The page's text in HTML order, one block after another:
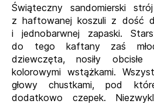
Świąteczny sandomierski
z haftowanej koszuli z dość
i jednobarwnej zapaski.
do tego kaftany zaś
dziewczęta, nosiły obcisłe
kolorowymi wstążkami.
głowy chustkami, pod
dodatkowo czepek.